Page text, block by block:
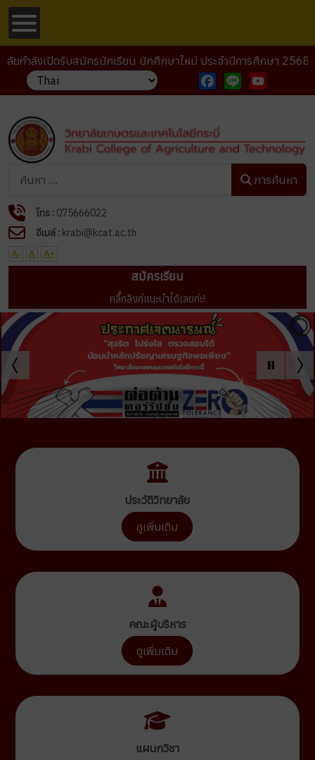
งเปิดรับสมัครนักเรียน นักศึกษาใหม่ ประจำปีการศึกษา 2568
Facebook
Line YouTube
การค้นหา การค้นหา
โทร : 075666022
อีเมล์ : krabi@kcat.ac.th
A- A A+
สมัครเรียน
คลื๊กลิงค์แนะนำได้เลยค่ะ!
ประวัติวิทยาลัย
ดูเพิ่มเติม
คณะผู้บริหาร
ดูเพิ่มเติม
แผนกวิชา